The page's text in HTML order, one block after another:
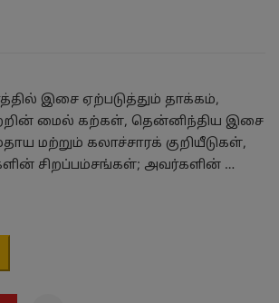
இசை ஏற்படுத்தும் தாக்கம்,
மைல் கற்கள், தென்னிந்திய இசை
மற்றும் கலாச்சாரக் குறியீடுகள்,
சிறப்பம்சங்கள்; அவர்களின் …